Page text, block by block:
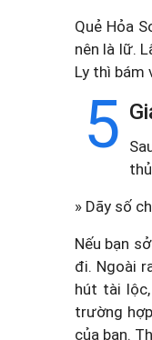
Quẻ Hỏa
nên là lữ.
Ly thì bám
5
» Dãy số
Nếu bạn
đi. Ngoài
hút tài
trường
của bạn.